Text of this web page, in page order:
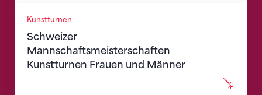
Kunstturnen
Schweizer
Mannschaftsmeisterschaften
Kunstturnen Frauen und Männer